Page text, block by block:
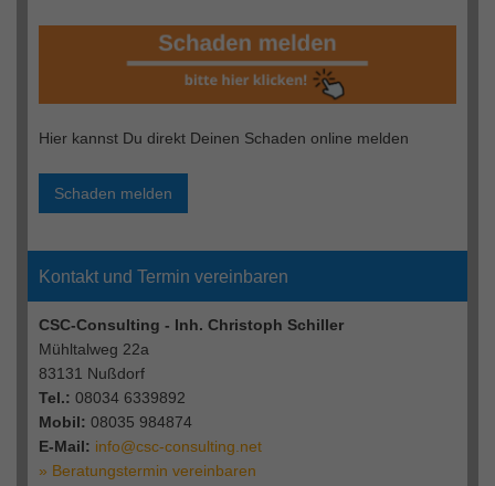
Hier kannst Du direkt Deinen Schaden online melden
Schaden melden
Kontakt und Termin vereinbaren
CSC-Consulting - Inh. Christoph Schiller
Mühltalweg 22a
83131 Nußdorf
Tel.: 08034 6339892
Mobil: 08035 984874
E-Mail: info@csc-consulting.net
» Beratungstermin vereinbaren